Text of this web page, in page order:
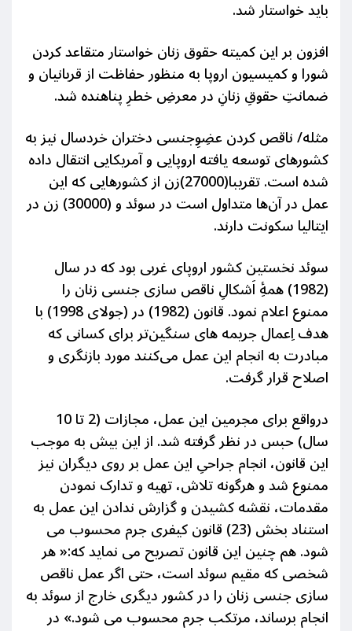
باید خواستار شد.
افزون بر این کمیته حقوق زنان خواستار متقاعد کردن
شورا و کمیسیون اروپا به منظور حفاظت از قربانیان و
ضمانتِ حقوقِ زنانِ در معرضِ خطرِ پناهنده شد.
مثله/ ناقص کردن عضِوِجنسی دختران خردسال نیز به
کشورهای توسعه یافته اروپایی و آمریکایی انتقال داده
شده است. تقریبا(27000)زن از کشورهایی که این
عمل در آن‌ها متداول است در سوئد و (30000) زن در
ایتالیا سکونت دارند.
سوئد نخستین کشور اروپای غربی بود که در سال
(1982) همۀِ اَشکالِ ناقص سازی جنسی زنان را
ممنوع اعلام نمود. قانون (1982) در (جولای 1998) با
هدف اِعمال جریمه های سنگین‌تر برای کسانی که
مبادرت به انجام این عمل می‌کنند مورد بازنگری و
اصلاح قرار گرفت.
در‌واقع برای مجرمین این عمل، مجازات (2 تا 10
سال) حبس در نظر گرفته شد. از این بیش به موجب
این قانون، انجام جراحیِ این عمل بر روی دیگران نیز
ممنوع شد و هرگونه تلاش، تهیه و تدارک نمودن
مقدمات، نقشه کشیدن و گزارش ندادن این عمل به
استناد بخش (23) قانون کیفری جرم محسوب می
شود. هم چنین این قانون تصریح می نماید که:« هر
شخصی که مقیم سوئد است، حتی اگر عمل ناقص
سازی جنسی زنان را در کشور دیگری خارج از سوئد به
انجام برساند، مرتکب جرم محسوب می شود.» در